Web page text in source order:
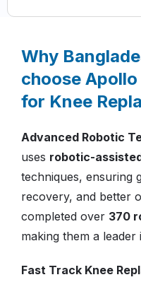
Why
choose
for Knee
Advanced Robotic
uses robotic-
techniques, ensuring
recovery, and better
completed over 370
making them a leader
Fast Track Knee